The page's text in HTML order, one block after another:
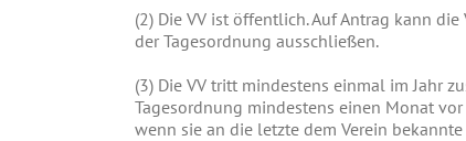
(2) Die VV ist öffentlich. Auf Antrag kann
der Tagesordnung ausschließen.
(3) Die VV tritt mindestens einmal im Jahr
Tagesordnung mindestens einen Monat
wenn sie an die letzte dem Verein